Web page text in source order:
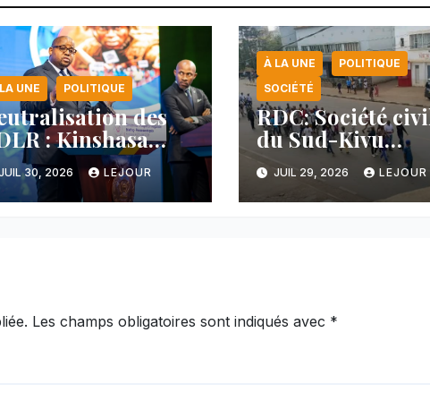
UNE POLITIQUE
des
: Kinshasa
une
majeure et
sa ligne
30, 2026 LEJOUR
À LA UNE
POLITIQUE
SOCIÉTÉ
RDC: Société
du Sud-Kivu
dénonce la
manipulation
manifestations
JUIL 29, 2026 LEJOUR
Les champs obligatoires sont indiqués avec *